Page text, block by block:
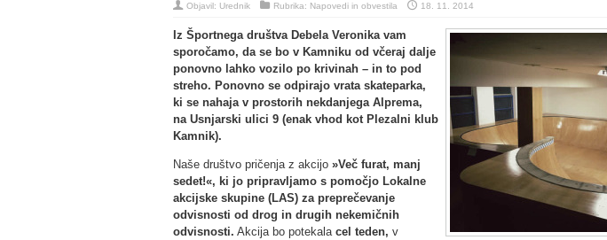
Objavil: Urednik Rubrika: Napovedi in obvestila 18. 11. 2014
Iz Športnega društva Debela Veronika vam
sporočamo, da se bo v Kamniku od včeraj dalje
ponovno lahko vozilo po krivinah – in to pod
streho. Ponovno se odpirajo vrata skateparka,
ki se nahaja v prostorih nekdanjega Alprema,
na Usnjarski ulici 9 (enak vhod kot Plezalni klub
Kamnik).
Naše društvo pričenja z akcijo»Več furat, manj
sedet!«, ki jo pripravljamo s pomočjo Lokalne
akcijske skupine (LAS) za preprečevanje
odvisnosti od drog in drugih nekemičnih
odvisnosti. Akcija bo potekalacel teden, v